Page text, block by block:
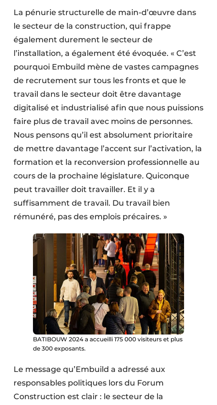
La pénurie structurelle de main-d’œuvre dans
le secteur de la construction, qui frappe
également durement le secteur de
l’installation, a également été évoquée. « C’est
pourquoi Embuild mène de vastes campagnes
de recrutement sur tous les fronts et que le
travail dans le secteur doit être davantage
digitalisé et industrialisé afin que nous puissions
faire plus de travail avec moins de personnes.
Nous pensons qu’il est absolument prioritaire
de mettre davantage l’accent sur l’activation, la
formation et la reconversion professionnelle au
cours de la prochaine législature. Quiconque
peut travailler doit travailler. Et il y a
suffisamment de travail. Du travail bien
rémunéré, pas des emplois précaires. »
BATIBOUW 2024 a accueilli 175 000 visiteurs et plus
de 300 exposants.
Le message qu’Embuild a adressé aux
responsables politiques lors du Forum
Construction est clair : le secteur de la